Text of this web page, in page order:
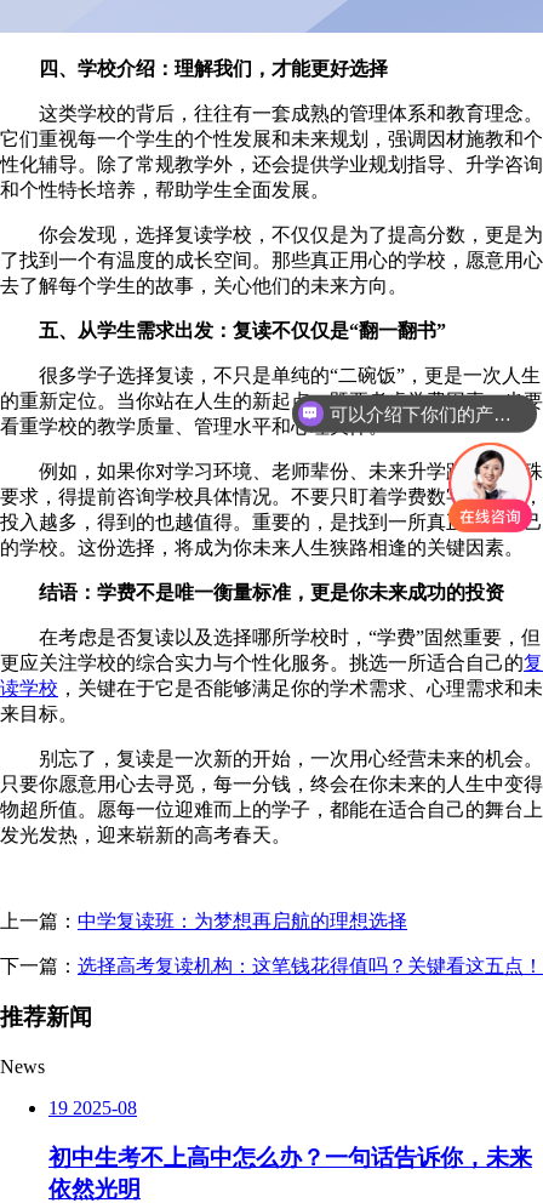
四、学校介绍：理解我们，才能更好选择
这类学校的背后，往往有一套成熟的管理体系和教育理念。
它们重视每一个学生的个性发展和未来规划，强调因材施教和个
性化辅导。除了常规教学外，还会提供学业规划指导、升学咨询
和个性特长培养，帮助学生全面发展。
你会发现，选择复读学校，不仅仅是为了提高分数，更是为
了找到一个有温度的成长空间。那些真正用心的学校，愿意用心
去了解每个学生的故事，关心他们的未来方向。
五、从学生需求出发：复读不仅仅是“翻一翻书”
很多学子选择复读，不只是单纯的“二碗饭”，更是一次人生
的重新定位。当你站在人生的新起点，既要考虑学费因素，也要
看重学校的教学质量、管理水平和心理关怀。
例如，如果你对学习环境、老师辈份、未来升学路径有特殊
要求，得提前咨询学校具体情况。不要只盯着学费数字，毕竟，
投入越多，得到的也越值得。重要的，是找到一所真正适合自己
的学校。这份选择，将成为你未来人生狭路相逢的关键因素。
结语：学费不是唯一衡量标准，更是你未来成功的投资
在考虑是否复读以及选择哪所学校时，“学费”固然重要，但
更应关注学校的综合实力与个性化服务。挑选一所适合自己的复
读学校 ，关键在于它是否能够满足你的学术需求、心理需求和未
来目标。
别忘了，复读是一次新的开始，一次用心经营未来的机会。
只要你愿意用心去寻觅，每一分钱，终会在你未来的人生中变得
物超所值。愿每一位迎难而上的学子，都能在适合自己的舞台上
发光发热，迎来崭新的高考春天。
上一篇： 中学复读班：为梦想再启航的理想选择
下一篇： 选择高考复读机构：这笔钱花得值吗？关键看这五点！
推荐新闻
News
19 2025-08
初中生考不上高中怎么办？一句话告诉你，未来
依然光明
可以介绍下你们的产品么